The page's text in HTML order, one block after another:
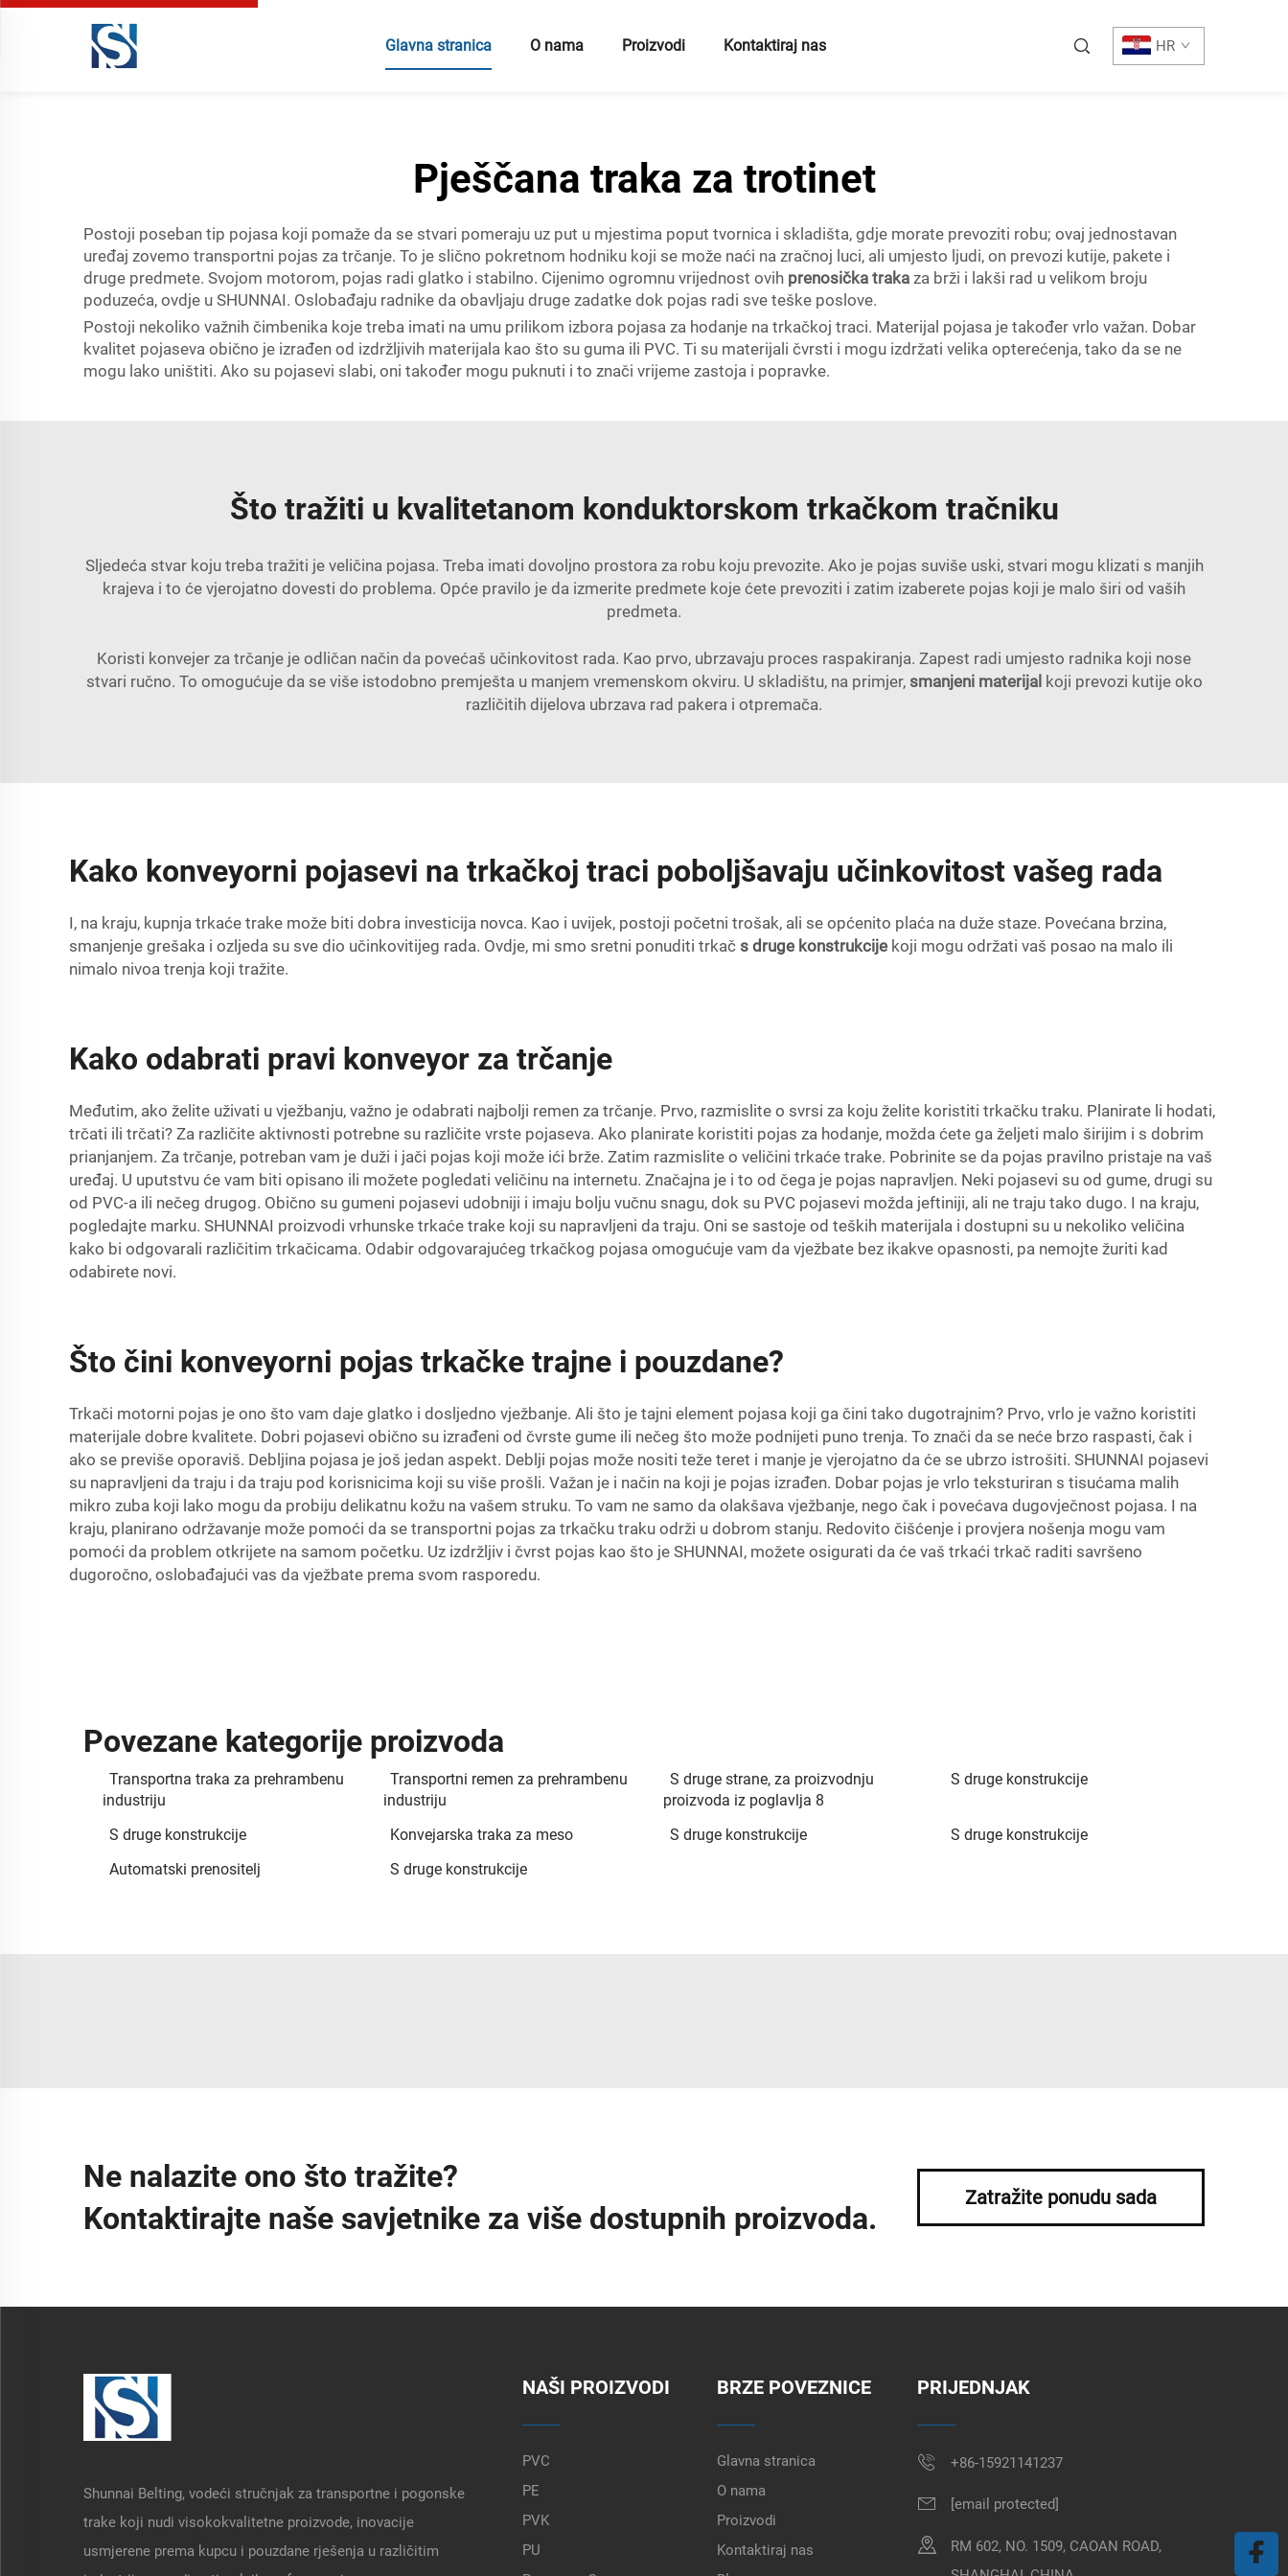
Glavna stranica O nama Proizvodi Kontaktiraj nas HR
Pješčana traka za trotinet
Postoji poseban tip pojasa koji pomaže da se stvari pomeraju uz put u mjestima poput tvornica i skladišta, gdje morate prevoziti robu; ovaj jednostavan
uređaj zovemo transportni pojas za trčanje. To je slično pokretnom hodniku koji se može naći na zračnoj luci, ali umjesto ljudi, on prevozi kutije, pakete i
druge predmete. Svojom motorom, pojas radi glatko i stabilno. Cijenimo ogromnu vrijednost ovih prenosička traka za brži i lakši rad u velikom broju
poduzeća, ovdje u SHUNNAI. Oslobađaju radnike da obavljaju druge zadatke dok pojas radi sve teške poslove.
Postoji nekoliko važnih čimbenika koje treba imati na umu prilikom izbora pojasa za hodanje na trkačkoj traci. Materijal pojasa je također vrlo važan. Dobar
kvalitet pojaseva obično je izrađen od izdržljivih materijala kao što su guma ili PVC. Ti su materijali čvrsti i mogu izdržati velika opterećenja, tako da se ne
mogu lako uništiti. Ako su pojasevi slabi, oni također mogu puknuti i to znači vrijeme zastoja i popravke.
Što tražiti u kvalitetanom konduktorskom trkačkom tračniku
Sljedeća stvar koju treba tražiti je veličina pojasa. Treba imati dovoljno prostora za robu koju prevozite. Ako je pojas suviše uski, stvari mogu klizati s manjih
krajeva i to će vjerojatno dovesti do problema. Opće pravilo je da izmerite predmete koje ćete prevoziti i zatim izaberete pojas koji je malo širi od vaših
predmeta.
Koristi konvejer za trčanje je odličan način da povećaš učinkovitost rada. Kao prvo, ubrzavaju proces raspakiranja. Zapest radi umjesto radnika koji nose
stvari ručno. To omogućuje da se više istodobno premješta u manjem vremenskom okviru. U skladištu, na primjer, smanjeni materijal koji prevozi kutije oko
različitih dijelova ubrzava rad pakera i otpremača.
Kako konveyorni pojasevi na trkačkoj traci poboljšavaju učinkovitost vašeg rada
I, na kraju, kupnja trkaće trake može biti dobra investicija novca. Kao i uvijek, postoji početni trošak, ali se općenito plaća na duže staze. Povećana brzina,
smanjenje grešaka i ozljeda su sve dio učinkovitijeg rada. Ovdje, mi smo sretni ponuditi trkač s druge konstrukcije koji mogu održati vaš posao na malo ili
nimalo nivoa trenja koji tražite.
Kako odabrati pravi konveyor za trčanje
Međutim, ako želite uživati u vježbanju, važno je odabrati najbolji remen za trčanje. Prvo, razmislite o svrsi za koju želite koristiti trkačku traku. Planirate li hodati,
trčati ili trčati? Za različite aktivnosti potrebne su različite vrste pojaseva. Ako planirate koristiti pojas za hodanje, možda ćete ga željeti malo širijim i s dobrim
prianjanjem. Za trčanje, potreban vam je duži i jači pojas koji može ići brže. Zatim razmislite o veličini trkaće trake. Pobrinite se da pojas pravilno pristaje na vaš
uređaj. U uputstvu će vam biti opisano ili možete pogledati veličinu na internetu. Značajna je i to od čega je pojas napravljen. Neki pojasevi su od gume, drugi su
od PVC-a ili nečeg drugog. Obično su gumeni pojasevi udobniji i imaju bolju vučnu snagu, dok su PVC pojasevi možda jeftiniji, ali ne traju tako dugo. I na kraju,
pogledajte marku. SHUNNAI proizvodi vrhunske trkaće trake koji su napravljeni da traju. Oni se sastoje od teških materijala i dostupni su u nekoliko veličina
kako bi odgovarali različitim trkačicama. Odabir odgovarajućeg trkačkog pojasa omogućuje vam da vježbate bez ikakve opasnosti, pa nemojte žuriti kad
odabirete novi.
Što čini konveyorni pojas trkačke trajne i pouzdane?
Trkači motorni pojas je ono što vam daje glatko i dosljedno vježbanje. Ali što je tajni element pojasa koji ga čini tako dugotrajnim? Prvo, vrlo je važno koristiti
materijale dobre kvalitete. Dobri pojasevi obično su izrađeni od čvrste gume ili nečeg što može podnijeti puno trenja. To znači da se neće brzo raspasti, čak i
ako se previše oporaviš. Debljina pojasa je još jedan aspekt. Deblji pojas može nositi teže teret i manje je vjerojatno da će se ubrzo istrošiti. SHUNNAI pojasevi
su napravljeni da traju i da traju pod korisnicima koji su više prošli. Važan je i način na koji je pojas izrađen. Dobar pojas je vrlo teksturiran s tisućama malih
mikro zuba koji lako mogu da probiju delikatnu kožu na vašem struku. To vam ne samo da olakšava vježbanje, nego čak i povećava dugovječnost pojasa. I na
kraju, planirano održavanje može pomoći da se transportni pojas za trkačku traku održi u dobrom stanju. Redovito čišćenje i provjera nošenja mogu vam
pomoći da problem otkrijete na samom početku. Uz izdržljiv i čvrst pojas kao što je SHUNNAI, možete osigurati da će vaš trkaći trkač raditi savršeno
dugoročno, oslobađajući vas da vježbate prema svom rasporedu.
Povezane kategorije proizvoda
Transportna traka za prehrambenu
industriju
Transportni remen za prehrambenu
industriju
S druge strane, za proizvodnju
proizvoda iz poglavlja 8
S druge konstrukcije
S druge konstrukcije Konvejarska traka za meso S druge konstrukcije
S druge konstrukcije
Automatski prenositelj
S druge konstrukcije
Ne nalazite ono što tražite?
Kontaktirajte naše savjetnike za više dostupnih proizvoda.
Zatražite ponudu sada
Shunnai Belting, vodeći stručnjak za transportne i pogonske
trake koji nudi visokokvalitetne proizvode, inovacije
usmjerene prema kupcu i pouzdane rješenja u različitim
NAŠI PROIZVODI
PVC
PE
PVK
PU
BRZE POVEZNICE
Glavna stranica
O nama
Proizvodi
Kontaktiraj nas
PRIJEDNJAK
+86-15921141237
[email protected]
RM 602, NO. 1509, CAOAN ROAD,